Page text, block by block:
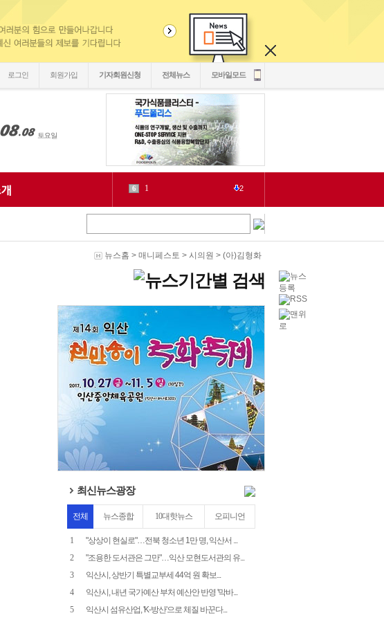
로그인 회원가입 기자회원신청 전체뉴스 모바일모드
6 1
2
8
泥
6
9
二쇱감
2
cctv
1
2
LH
1
chlwntjd
4 22
3
2030
뉴스홈 > 매니페스토 > 시의원 > (아)김형화
최신뉴스광장
전체 뉴스종합 10대핫뉴스 오피니언
1
"상상이 현실로"…전북 청소년 1만 명, 익산서 ...
2
"조용한 도서관은 그만"…익산 모현도서관의 유...
3
익산시, 상반기 특별교부세 44억 원 확보...
4
익산시, 내년 국가예산 부처 예산안 반영 '막바...
5
익산시 섬유산업, 'K-방산'으로 체질 바꾼다...